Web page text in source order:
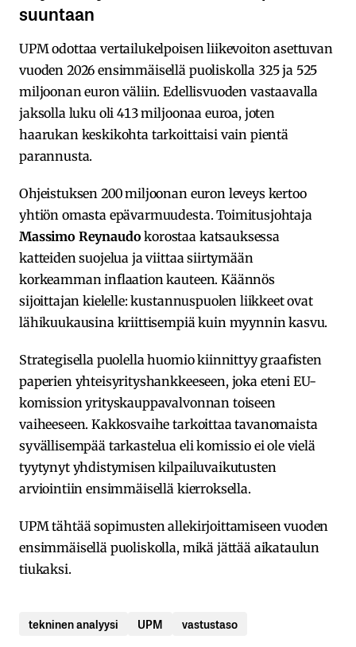
suuntaan
UPM odottaa vertailukelpoisen liikevoiton asettuvan
vuoden 2026 ensimmäisellä puoliskolla 325 ja 525
miljoonan euron väliin. Edellisvuoden vastaavalla
jaksolla luku oli 413 miljoonaa euroa, joten
haarukan keskikohta tarkoittaisi vain pientä
parannusta.
Ohjeistuksen 200 miljoonan euron leveys kertoo
yhtiön omasta epävarmuudesta. Toimitusjohtaja
Massimo Reynaudo korostaa katsauksessa
katteiden suojelua ja viittaa siirtymään
korkeamman inflaation kauteen. Käännös
sijoittajan kielelle: kustannuspuolen liikkeet ovat
lähikuukausina kriittisempiä kuin myynnin kasvu.
Strategisella puolella huomio kiinnittyy graafisten
paperien yhteisyrityshankkeeseen, joka eteni EU-
komission yrityskauppavalvonnan toiseen
vaiheeseen. Kakkosvaihe tarkoittaa tavanomaista
syvällisempää tarkastelua eli komissio ei ole vielä
tyytynyt yhdistymisen kilpailuvaikutusten
arviointiin ensimmäisellä kierroksella.
UPM tähtää sopimusten allekirjoittamiseen vuoden
ensimmäisellä puoliskolla, mikä jättää aikataulun
tiukaksi.
tekninen analyysi UPM vastustaso